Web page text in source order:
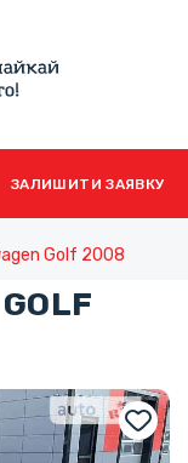
ЗАЛИШИТИ ЗАЯВКУ
Golf 2008